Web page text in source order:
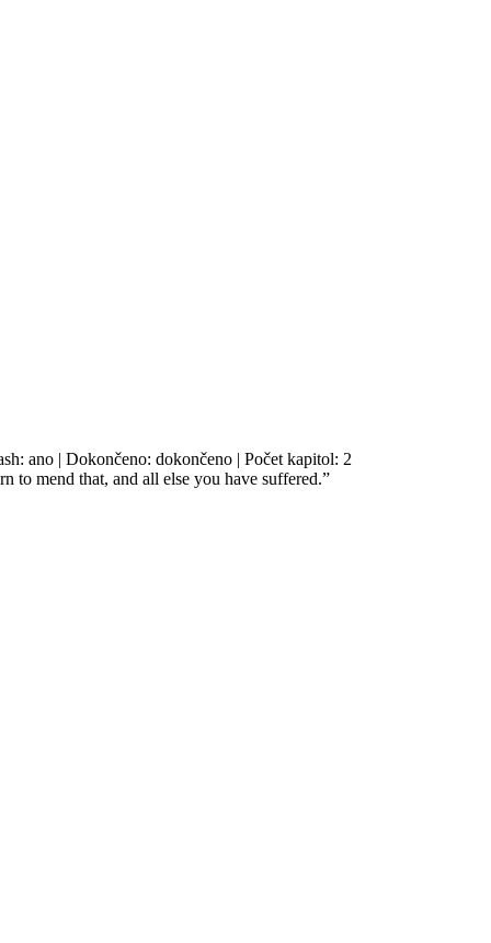
ano | Dokončeno: dokončeno | Počet kapitol: 2
to mend that, and all else you have suffered.”